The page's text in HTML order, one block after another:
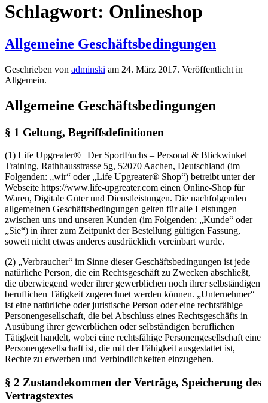
Schlagwort: Onlineshop
Allgemeine Geschäftsbedingungen
Geschrieben von adminski am 24. März 2017. Veröffentlicht in
Allgemein.
Allgemeine Geschäftsbedingungen
§ 1 Geltung, Begriffsdefinitionen
(1) Life Upgreater® | Der SportFuchs – Personal & Blickwinkel
Training, Rathhausstrasse 5g, 52070 Aachen, Deutschland (im
Folgenden: „wir“ oder „Life Upgreater® Shop“) betreibt unter der
Webseite https://www.life-upgreater.com einen Online-Shop für
Waren, Digitale Güter und Dienstleistungen. Die nachfolgenden
allgemeinen Geschäftsbedingungen gelten für alle Leistungen
zwischen uns und unseren Kunden (im Folgenden: „Kunde“ oder
„Sie“) in ihrer zum Zeitpunkt der Bestellung gültigen Fassung,
soweit nicht etwas anderes ausdrücklich vereinbart wurde.
(2) „Verbraucher“ im Sinne dieser Geschäftsbedingungen ist jede
natürliche Person, die ein Rechtsgeschäft zu Zwecken abschließt,
die überwiegend weder ihrer gewerblichen noch ihrer selbständigen
beruflichen Tätigkeit zugerechnet werden können. „Unternehmer“
ist eine natürliche oder juristische Person oder eine rechtsfähige
Personengesellschaft, die bei Abschluss eines Rechtsgeschäfts in
Ausübung ihrer gewerblichen oder selbständigen beruflichen
Tätigkeit handelt, wobei eine rechtsfähige Personengesellschaft eine
Personengesellschaft ist, die mit der Fähigkeit ausgestattet ist,
Rechte zu erwerben und Verbindlichkeiten einzugehen.
§ 2 Zustandekommen der Verträge, Speicherung des
Vertragstextes